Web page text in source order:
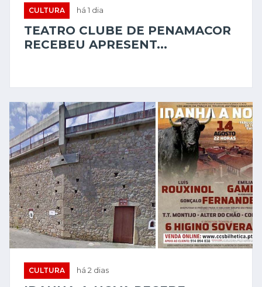
CULTURA há 1 dia
TEATRO CLUBE DE PENAMACOR
RECEBEU APRESENT...
CULTURA há 2 dias